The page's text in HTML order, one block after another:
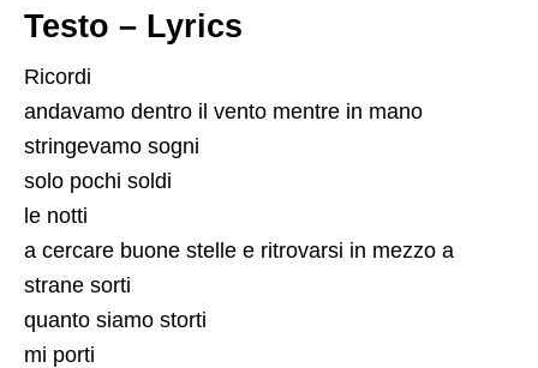
Testo – Lyrics
Ricordi
andavamo dentro il vento mentre in mano
stringevamo sogni
solo pochi soldi
le notti
a cercare buone stelle e ritrovarsi in mezzo a
strane sorti
quanto siamo storti
mi porti